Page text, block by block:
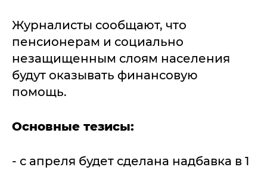
Журналисты сообщают, что
пенсионерам и социально
незащищенным слоям населения
будут оказывать финансовую
помощь.
Основные тезисы:
- с апреля будет сделана надбавка в 1